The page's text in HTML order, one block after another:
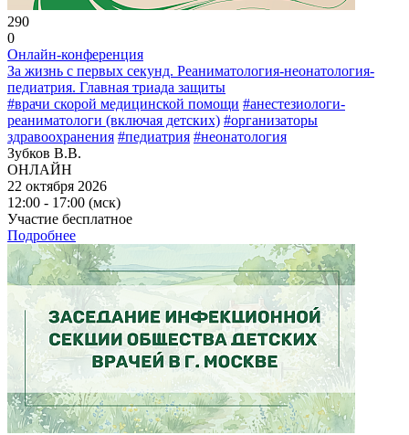
290
0
Онлайн-конференция
За жизнь с первых секунд. Реаниматология-неонатология-
педиатрия. Главная триада защиты
#врачи скорой медицинской помощи #анестезиологи-
реаниматологи (включая детских) #организаторы
здравоохранения #педиатрия #неонатология
Зубков В.В.
ОНЛАЙН
22 октября 2026
12:00 - 17:00 (мск)
Участие бесплатное
Подробнее